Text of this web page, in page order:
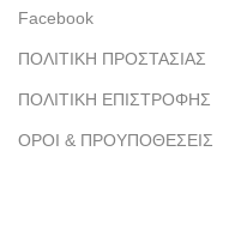
Facebook
ΠΟΛΙΤΙΚΗ ΠΡΟΣΤΑΣΙΑΣ
ΠΟΛΙΤΙΚΗ ΕΠΙΣΤΡΟΦΗΣ
ΟΡΟΙ & ΠΡΟΥΠΟΘΕΣΕΙΣ